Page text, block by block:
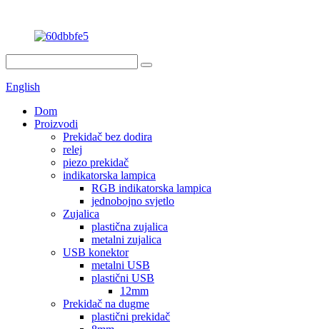
English
Dom
Proizvodi
Prekidač bez dodira
relej
piezo prekidač
indikatorska lampica
RGB indikatorska lampica
jednobojno svjetlo
Zujalica
plastična zujalica
metalni zujalica
USB konektor
metalni USB
plastični USB
12mm
Prekidač na dugme
plastični prekidač